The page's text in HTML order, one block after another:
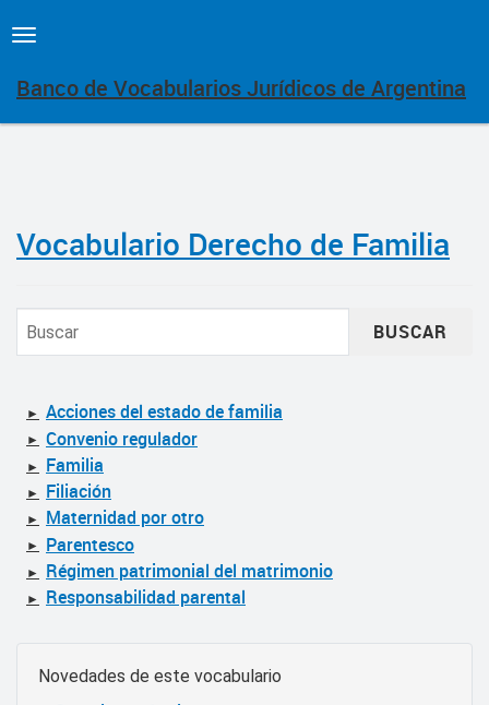
Toggle
Banco de Vocabularios Jurídicos de Argentina
Vocabulario Derecho de Familia
BUSCAR
► Acciones del estado de familia
► Convenio regulador
► Familia
► Filiación
► Maternidad por otro
► Parentesco
► Régimen patrimonial del matrimonio
► Responsabilidad parental
Novedades de este vocabulario